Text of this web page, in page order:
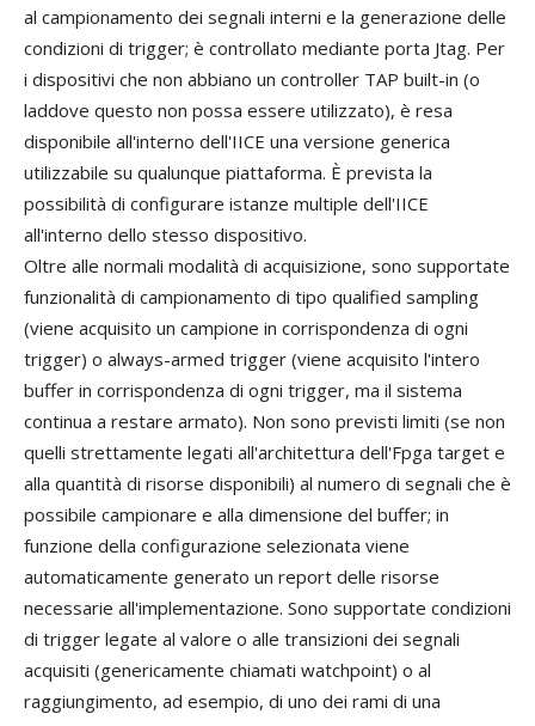
al campionamento dei segnali interni e la generazione delle
condizioni di trigger; è controllato mediante porta Jtag. Per
i dispositivi che non abbiano un controller TAP built-in (o
laddove questo non possa essere utilizzato), è resa
disponibile all'interno dell'IICE una versione generica
utilizzabile su qualunque piattaforma. È prevista la
possibilità di configurare istanze multiple dell'IICE
all'interno dello stesso dispositivo.
Oltre alle normali modalità di acquisizione, sono supportate
funzionalità di campionamento di tipo qualified sampling
(viene acquisito un campione in corrispondenza di ogni
trigger) o always-armed trigger (viene acquisito l'intero
buffer in corrispondenza di ogni trigger, ma il sistema
continua a restare armato). Non sono previsti limiti (se non
quelli strettamente legati all'architettura dell'Fpga target e
alla quantità di risorse disponibili) al numero di segnali che è
possibile campionare e alla dimensione del buffer; in
funzione della configurazione selezionata viene
automaticamente generato un report delle risorse
necessarie all'implementazione. Sono supportate condizioni
di trigger legate al valore o alle transizioni dei segnali
acquisiti (genericamente chiamati watchpoint) o al
raggiungimento, ad esempio, di uno dei rami di una